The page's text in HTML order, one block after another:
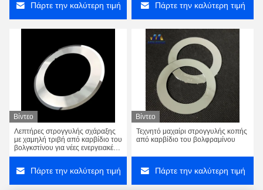
Πάρτε την καλύτερη τιμή Πάρτε την καλύτερη τιμή
Βίντεο
Λεπτήρες στρογγυλής σχάραξης
με χαμηλή τριβή από καρβίδιο του
βολγκστίνου για νέες ενεργειακές
εφαρμογές
Πάρτε την καλύτερη τιμή
Βίντεο
Τεχνητό μαχαίρι στρογγυλής κοπής
από καρβίδιο του βολφραμίνου
Πάρτε την καλύτερη τιμή
Τμήματα φθοράς από καρβίδιο του βολφραμίνου που έχουν κατασκευαστεί με ακρίβεια για βελτιωμένες επιδόσεις και μακροζωία
Ρουλεμάν μανικιών καρβιδίου βολφραμίου αντλιών πετρελαίου Αντίσταση διάβρωσης
Ανθεκτικοί στην φθορά φύλλα καρβιδίου του βολφραμίνου